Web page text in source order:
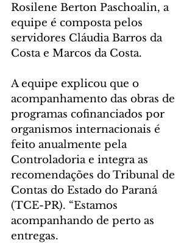
Rosilene Berton Paschoalin, a
equipe é composta pelos
servidores Cláudia Barros da
Costa e Marcos da Costa.
A equipe explicou que o
acompanhamento das obras de
programas cofinanciados por
organismos internacionais é
feito anualmente pela
Controladoria e integra as
recomendações do Tribunal de
Contas do Estado do Paraná
(TCE-PR). “Estamos
acompanhando de perto as
entregas.